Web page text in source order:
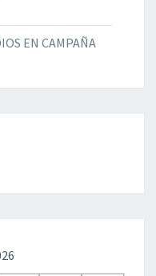
EN CAMPAÑA